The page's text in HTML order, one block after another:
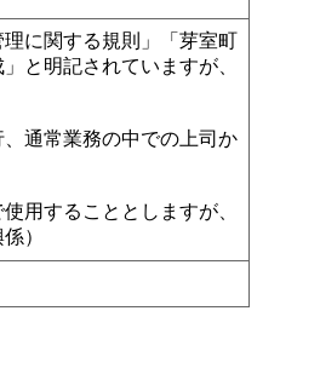
に関する規則」「芽室町
と明記されていますが、
通常業務の中での上司か
用することとしますが、
）